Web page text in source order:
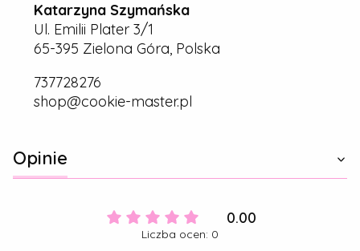
Katarzyna Szymańska
Ul. Emilii Plater 3/1
65-395 Zielona Góra, Polska
737728276
shop@cookie-master.pl
Opinie
0.00
Liczba ocen: 0